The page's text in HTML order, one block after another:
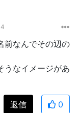
前なんでその辺の
うなイメージがあ
返信 0